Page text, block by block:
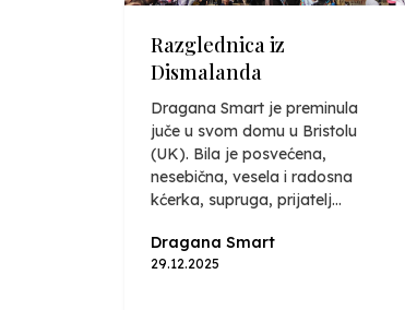
Razglednica iz
Dismalanda
Dragana Smart je preminula
juče u svom domu u Bristolu
(UK). Bila je posvećena,
nesebična, vesela i radosna
kćerka, supruga, prijatelj...
Dragana Smart
29.12.2025